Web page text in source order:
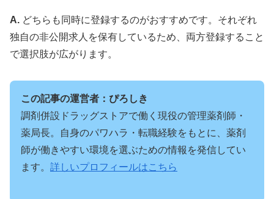
A. どちらも同時に登録するのがおすすめです。それぞれ
独自の非公開求人を保有しているため、両方登録すること
で選択肢が広がります。
この記事の運営者：ぴろしき
調剤併設ドラッグストアで働く現役の管理薬剤師・
薬局長。自身のパワハラ・転職経験をもとに、薬剤
師が働きやすい環境を選ぶための情報を発信してい
ます。 詳しいプロフィールはこちら